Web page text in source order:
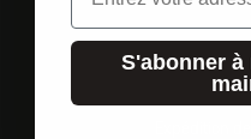
S'abonner